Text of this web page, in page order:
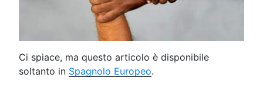
Ci spiace, ma questo articolo è disponibile
soltanto in Spagnolo Europeo.